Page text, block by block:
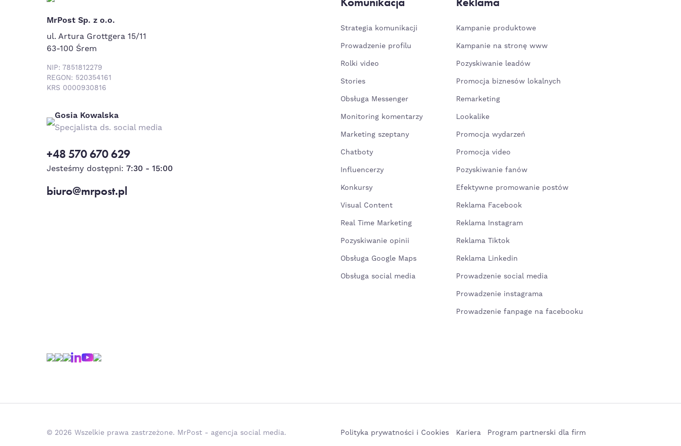
MrPost Sp. z o.o.
ul. Artura Grottgera 15/11
63-100 Śrem
NIP: 7851812279
REGON: 520354161
KRS 0000930816
Gosia Kowalska
Specjalista ds. social media
+48 570 670 629
Jesteśmy dostępni: 7:30 - 15:00
biuro@mrpost.pl
Strategia komunikacji
Prowadzenie profilu
Rolki video
Stories
Obsługa Messenger
Monitoring komentarzy
Marketing szeptany
Chatboty
Influencerzy
Konkursy
Visual Content
Real Time Marketing
Pozyskiwanie opinii
Obsługa Google Maps
Obsługa social media
Kampanie produktowe
Kampanie na stronę www
Pozyskiwanie leadów
Promocja biznesów lokalnych
Remarketing
Lookalike
Promocja wydarzeń
Promocja video
Pozyskiwanie fanów
Efektywne promowanie postów
Reklama Facebook
Reklama Instagram
Reklama Tiktok
Reklama Linkedin
Prowadzenie social media
Prowadzenie instagrama
Prowadzenie fanpage na facebooku
© 2026 Wszelkie prawa zastrzeżone. MrPost - agencja social media. Polityka prywatności i Cookies Kariera Program partnerski dla firm